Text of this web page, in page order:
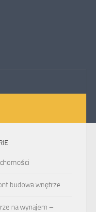
budowa wnętrze
na wynajem –